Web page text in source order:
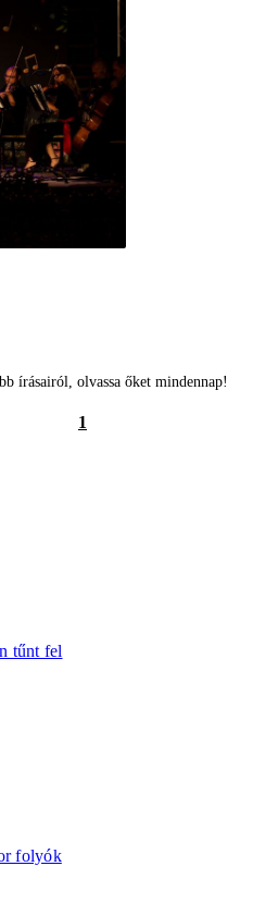
írásairól, olvassa őket mindennap!
1
tűnt fel
folyók